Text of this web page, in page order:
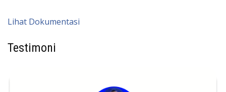
Lihat Dokumentasi
Testimoni